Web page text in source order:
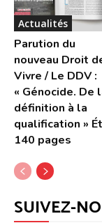
Actualités
Parution du
nouveau Droit
Vivre / Le DDV :
« Génocide. De
définition à la
qualification »
140 pages
SUIVEZ-